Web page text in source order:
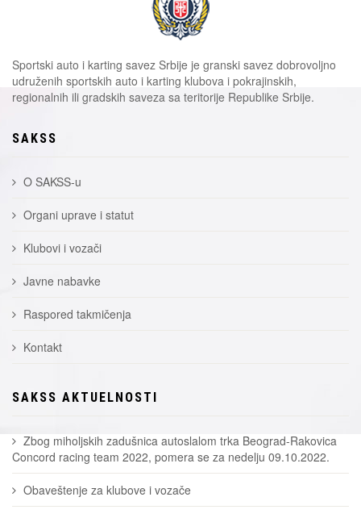
Sportski auto i karting savez Srbije je granski savez dobrovoljno
udruženih sportskih auto i karting klubova i pokrajinskih,
regionalnih ili gradskih saveza sa teritorije Republike Srbije.
SAKSS
O SAKSS-u
Organi uprave i statut
Klubovi i vozači
Javne nabavke
Raspored takmičenja
Kontakt
SAKSS AKTUELNOSTI
Zbog miholjskih zadušnica autoslalom trka Beograd-Rakovica
Concord racing team 2022, pomera se za nedelju 09.10.2022.
Obaveštenje za klubove i vozače